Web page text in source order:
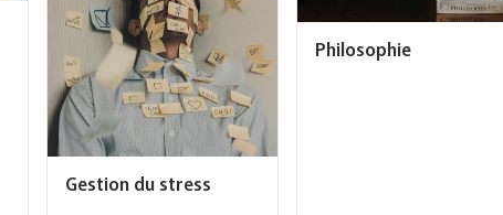
Gestion du stress
Philosophie